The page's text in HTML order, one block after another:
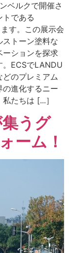
ベルクで開催さ
である
す。この展示会
トーン塗料な
ーションを探求
。ECSでLANDU
のプレミアム
進化するニー
たちは [...］
集うグ
ーム！